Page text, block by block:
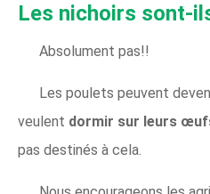
Les nichoirs sont-
Absolument pas!!
Les poulets peuvent
veulent dormir sur leurs
pas destinés à cela.